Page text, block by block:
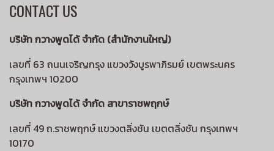
CONTACT US
บริษัท กวางพูดได้ จำกัด (สำนักงานใหญ่)
เลขที่ 63 ถนนเจริญกรุง แขวงวังบูรพาภิรมย์ เขตพระนคร
กรุงเทพฯ 10200
บริษัท กวางพูดได้ จำกัด สาขาราชพฤกษ์
เลขที่ 49 ถ.ราชพฤกษ์ แขวงตลิ่งชัน เขตตลิ่งชัน กรุงเทพฯ
10170